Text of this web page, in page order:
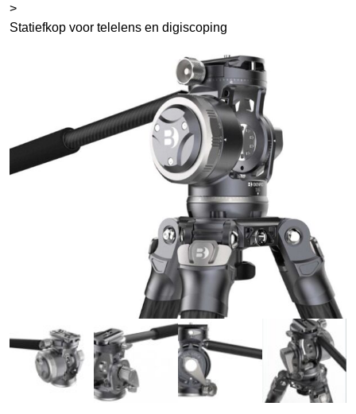
>
Statiefkop voor telelens en digiscoping